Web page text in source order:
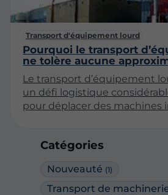
Catégories
Nouveauté (1)
Transport de
Transport d'équipement lourd
Pourquoi le transport
ne tolère aucune
Le transport d’équipement
un défi logistique
pour déplacer des machines
Cet article explorera les
comment les professionnels
chaque opération se déroule